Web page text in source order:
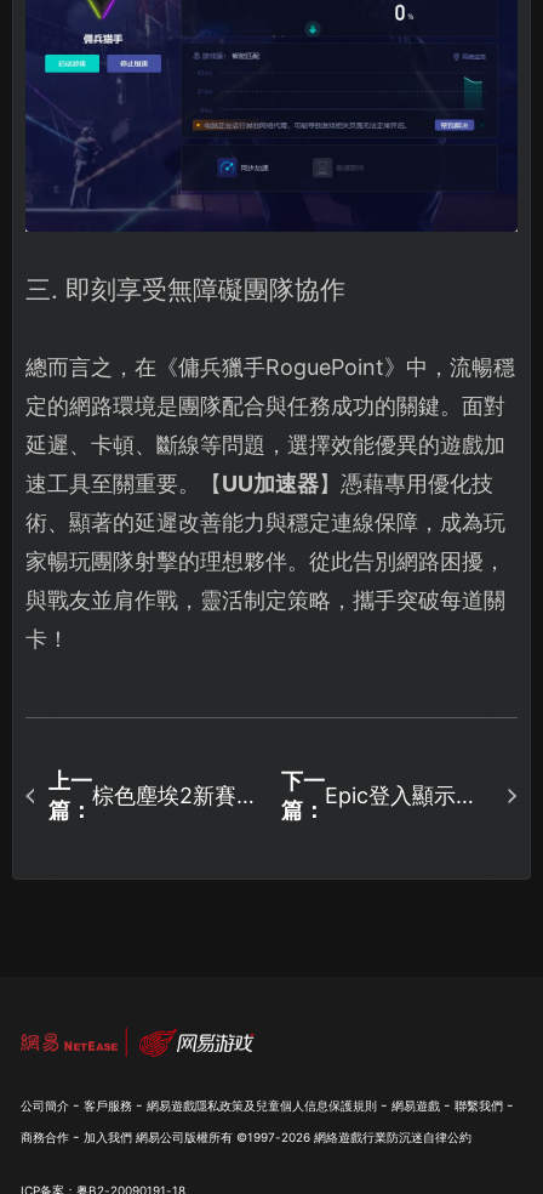
三. 即刻享受無障礙團隊協作
總而言之，在《傭兵獵手RoguePoint》中，流暢穩
定的網路環境是團隊配合與任務成功的關鍵。面對
延遲、卡頓、斷線等問題，選擇效能優異的遊戲加
速工具至關重要。【UU加速器】憑藉專用優化技
術、顯著的延遲改善能力與穩定連線保障，成為玩
家暢玩團隊射擊的理想夥伴。從此告別網路困擾，
與戰友並肩作戰，靈活制定策略，攜手突破每道關
卡！
上一
篇：
棕色塵埃2新賽季
禮！
下一
篇：
Epic登入顯示連
略！
公司簡介 - 客戶服務 - 網易遊戲隱私政策及兒童個人信息保護規則 - 網易遊戲 - 聯繫我們 -
商務合作 - 加入我們 網易公司版權所有 ©1997-2026 網絡遊戲行業防沉迷自律公約
ICP备案：粤B2-20090191-18